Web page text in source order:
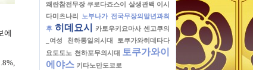
에
왜란참전무장 쿠로다죠스이 살생관백 이시
다미츠나리
노부나가 전국무장의말년과최
후 히데요시 카토우키요마사 센고쿠의
_여성
천하통일의시대
토쿠가와히데타다
요도도노 천하포무의시대 토쿠가와이
에야스 키타노만도코로